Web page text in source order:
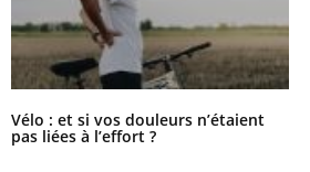
Vélo : et si vos douleurs n’étaient
pas liées à l’effort ?